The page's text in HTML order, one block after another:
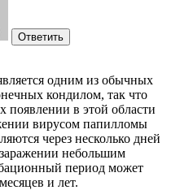
Ответить
одним из обычных
кондилом, так что
появлении в этой области
вирусом папилломы
через несколько дней
небольшим
период может
и лет.